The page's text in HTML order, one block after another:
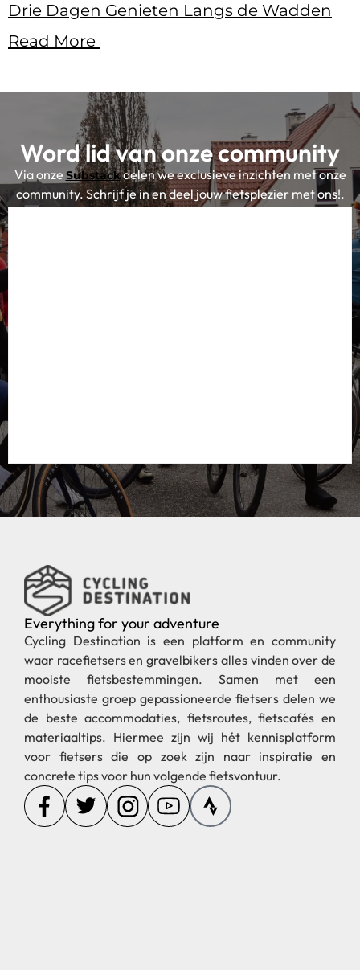
Drie Dagen Genieten Langs de Wadden
Read More
Word lid van onze community
Via onze Substackdelen we exclusieve inzichten met onze
community. Schrijf je in en deel jouw fietsplezier met ons!.
Everything for your adventure
Cycling Destination is een platform en community
waar racefietsers en gravelbikers alles vinden over de
mooiste fietsbestemmingen. Samen met een
enthousiaste groep gepassioneerde fietsers delen we
de beste accommodaties, fietsroutes, fietscafés en
materiaaltips. Hiermee zijn wij hét kennisplatform
voor fietsers die op zoek zijn naar inspiratie en
concrete tips voor hun volgende fietsvontuur.